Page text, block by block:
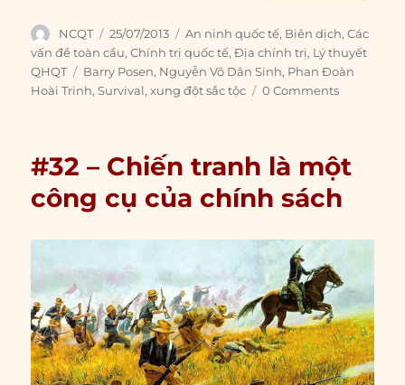
công cụ của chính sách
Nguồn:Carl von Clausewitz (2007). “War is an Instrument
of Policy”, in C. v. Clausewitz,On War, translated by
Michael Howard & Peter Paret (Oxford: Oxford University